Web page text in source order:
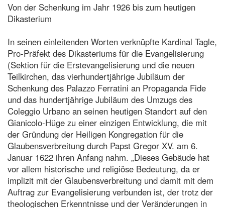
Von der Schenkung im Jahr 1926 bis zum heutigen
Dikasterium
In seinen einleitenden Worten verknüpfte Kardinal Tagle,
Pro-Präfekt des Dikasteriums für die Evangelisierung
(Sektion für die Erstevangelisierung und die neuen
Teilkirchen, das vierhundertjährige Jubiläum der
Schenkung des Palazzo Ferratini an Propaganda Fide
und das hundertjährige Jubiläum des Umzugs des
Coleggio Urbano an seinen heutigen Standort auf den
Gianicolo-Hüge zu einer einzigen Entwicklung, die mit
der Gründung der Heiligen Kongregation für die
Glaubensverbreitung durch Papst Gregor XV. am 6.
Januar 1622 ihren Anfang nahm. „Dieses Gebäude hat
vor allem historische und religiöse Bedeutung, da er
implizit mit der Glaubensverbreitung und damit mit dem
Auftrag zur Evangelisierung verbunden ist, der trotz der
theologischen Erkenntnisse und der Veränderungen in